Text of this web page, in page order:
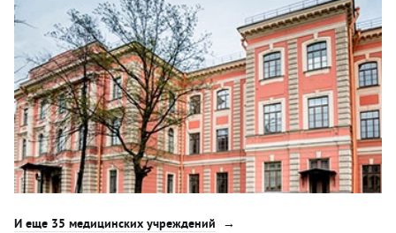
И еще 35 медицинских учреждений